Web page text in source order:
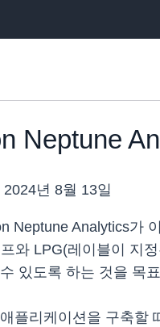
Neptune
2024년 8월 13일
Neptune Analytics가
와 LPG(레이블이 지
있도록 하는 것을 목
플리케이션을 구축할